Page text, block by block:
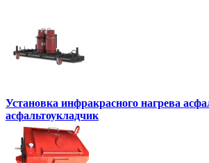
Установка инфракрасного нагрева
асфальтоукладчик